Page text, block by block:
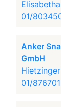
01/
Anker
GmbH
01/